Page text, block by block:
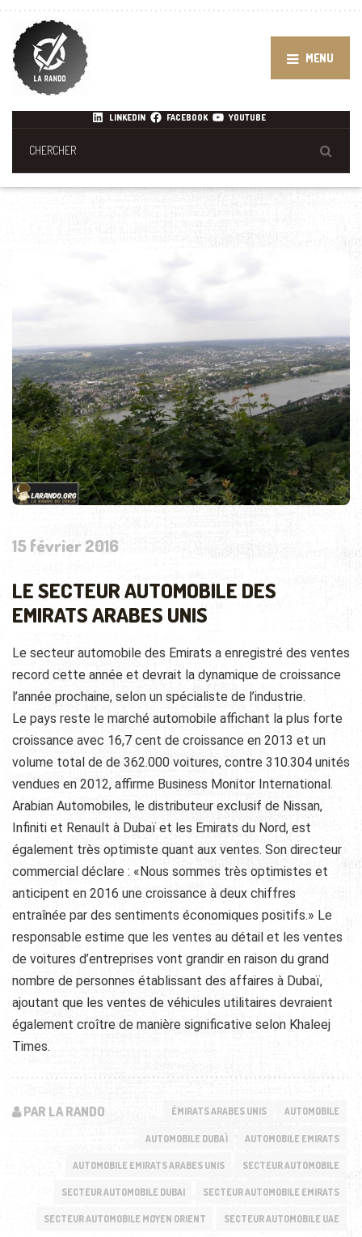
MENU
LINKEDIN FACEBOOK YOUTUBE
15 février 2016
LE SECTEUR AUTOMOBILE DES
EMIRATS ARABES UNIS
Le secteur automobile des Emirats a enregistré des ventes
record cette année et devrait la dynamique de croissance
l’année prochaine, selon un spécialiste de l’industrie.
Le pays reste le marché automobile affichant la plus forte
croissance avec 16,7 cent de croissance en 2013 et un
volume total de de 362.000 voitures, contre 310.304 unités
vendues en 2012, affirme Business Monitor International.
Arabian Automobiles, le distributeur exclusif de Nissan,
Infiniti et Renault à Dubaï et les Emirats du Nord, est
également très optimiste quant aux ventes. Son directeur
commercial déclare : «Nous sommes très optimistes et
anticipent en 2016 une croissance à deux chiffres
entraînée par des sentiments économiques positifs.» Le
responsable estime que les ventes au détail et les ventes
de voitures d’entreprises vont grandir en raison du grand
nombre de personnes établissant des affaires à Dubaï,
ajoutant que les ventes de véhicules utilitaires devraient
également croître de manière significative selon Khaleej
Times.
PAR LA RANDO ÉMIRATS ARABES UNIS AUTOMOBILE
AUTOMOBILE DUBAÏ AUTOMOBILE EMIRATS
AUTOMOBILE EMIRATS ARABES UNIS SECTEUR AUTOMOBILE
SECTEUR AUTOMOBILE DUBAI SECTEUR AUTOMOBILE EMIRATS
SECTEUR AUTOMOBILE MOYEN ORIENT SECTEUR AUTOMOBILE UAE